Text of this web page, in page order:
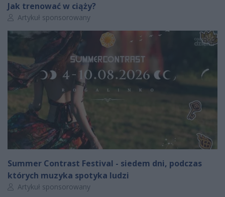
Jak trenować w ciąży?
Autor artykułu:
Artykuł sponsorowany
Summer Contrast Festival - siedem dni, podczas
których muzyka spotyka ludzi
Autor artykułu:
Artykuł sponsorowany